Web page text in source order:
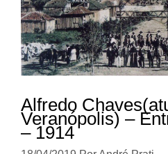
Alfredo
Veranópolis) –
– 1914